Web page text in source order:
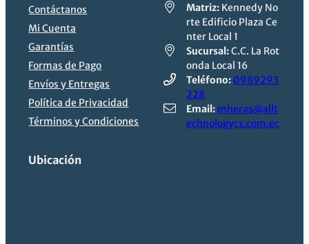
Contáctanos
Mi Cuenta
Garantías
Formas de Pago
Envíos y Entregas
Política de Privacidad
Términos y Condiciones
Matriz: Kennedy No
rte Edificio Plaza Ce
nter Local 1
Sucursal:C.C. La Rot
onda Local 16
Teléfono: 0989293
228
Email: mheras@allt
echnologycs.com.ec
Ubicación